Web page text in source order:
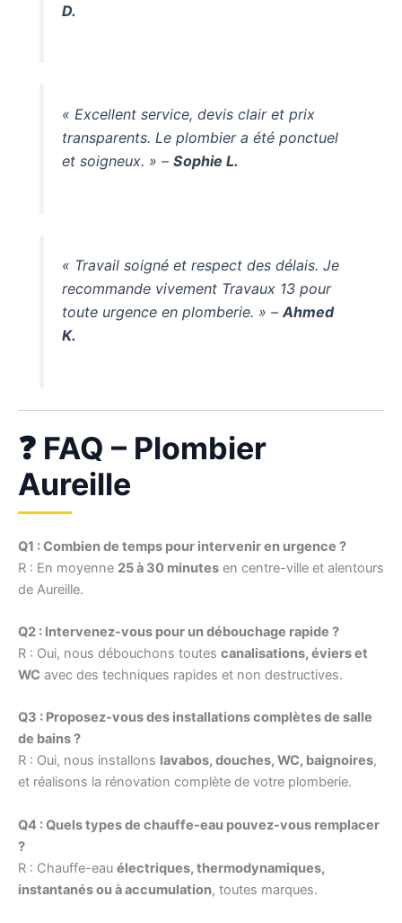
D.
« Excellent service, devis clair et prix
transparents. Le plombier a été ponctuel
et soigneux. » –Sophie L.
« Travail soigné et respect des délais. Je
recommande vivement Travaux 13 pour
toute urgence en plomberie. » –Ahmed
K.
❓ FAQ – Plombier
Aureille
Q1 : Combien de temps pour intervenir en urgence ?
R : En moyenne 25 à 30 minutes en centre-ville et alentours
de Aureille.
Q2 : Intervenez-vous pour un débouchage rapide ?
R : Oui, nous débouchons toutes canalisations, éviers et
WC avec des techniques rapides et non destructives.
Q3 : Proposez-vous des installations complètes de salle
de bains ?
R : Oui, nous installons lavabos, douches, WC, baignoires,
et réalisons la rénovation complète de votre plomberie.
Q4 : Quels types de chauffe-eau pouvez-vous remplacer
?
R : Chauffe-eau électriques, thermodynamiques,
instantanés ou à accumulation, toutes marques.